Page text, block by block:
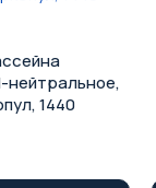
нейтральное,
1440